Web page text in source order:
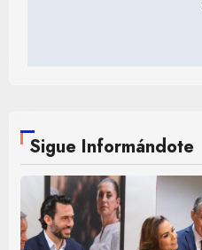
Sigue Informándote